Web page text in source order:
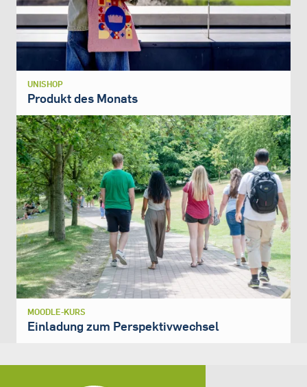
UNISHOP
Produkt des Monats
MOODLE-KURS
Einladung zum Perspektivwechsel